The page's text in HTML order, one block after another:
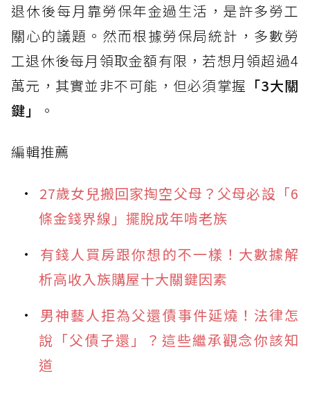
退休後每月靠勞保年金過生活，是許多勞工
關心的議題。然而根據勞保局統計，多數勞
工退休後每月領取金額有限，若想月領超過4
萬元，其實並非不可能，但必須掌握 「3大關
鍵」
。
編輯推薦
27歲女兒搬回家掏空父母？父母必設「6
條金錢界線」擺脫成年啃老族
有錢人買房跟你想的不一樣！大數據解
析高收入族購屋十大關鍵因素
男神藝人拒為父還債事件延燒！法律怎
說「父債子還」？這些繼承觀念你該知
道